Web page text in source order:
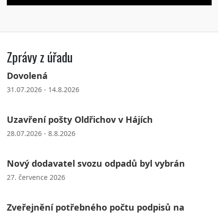
Zprávy z úřadu
Dovolená
31.07.2026 - 14.8.2026
Uzavření pošty Oldřichov v Hájích
28.07.2026 - 8.8.2026
Nový dodavatel svozu odpadů byl vybrán
27. července 2026
Zveřejnění potřebného počtu podpisů na